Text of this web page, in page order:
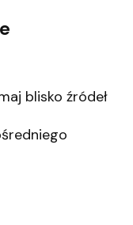
blisko źródeł